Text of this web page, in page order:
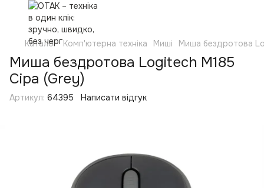
Каталог Комп'ютерна техніка Миші Миша бездротова
Миша бездротова Logitech M185
Сіра (Grey)
Артикул: 64395 Написати відгук